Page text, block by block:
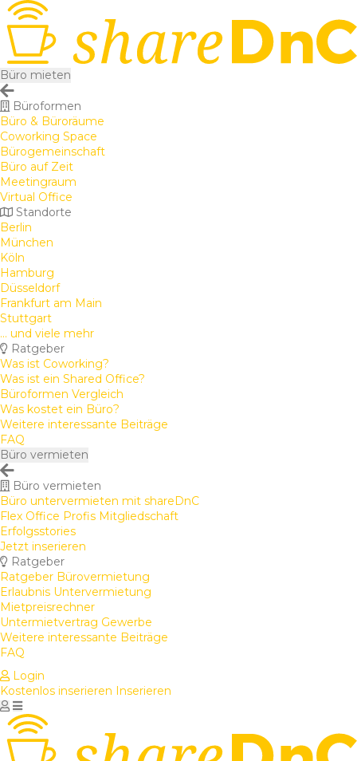
Büro mieten
Büroformen
Büro & Büroräume
Coworking Space
Bürogemeinschaft
Büro auf Zeit
Meetingraum
Virtual Office
Standorte
Berlin
München
Köln
Hamburg
Düsseldorf
Frankfurt am Main
Stuttgart
... und viele mehr
Ratgeber
Was ist Coworking?
Was ist ein Shared Office?
Büroformen Vergleich
Was kostet ein Büro?
Weitere interessante Beiträge
FAQ
Büro vermieten
Büro vermieten
Büro untervermieten mit shareDnC
Flex Office Profis Mitgliedschaft
Erfolgsstories
Jetzt inserieren
Ratgeber
Ratgeber Bürovermietung
Erlaubnis Untervermietung
Mietpreisrechner
Untermietvertrag Gewerbe
Weitere interessante Beiträge
FAQ
Login
Kostenlos inserieren Inserieren